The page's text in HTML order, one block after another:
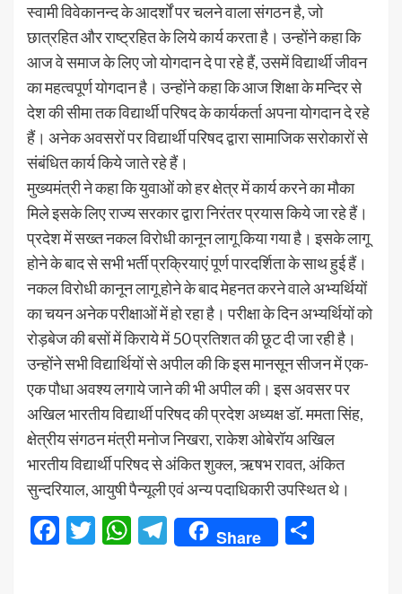
स्वामी विवेकानन्द के आदर्शों पर चलने वाला संगठन है, जो
छात्रहित और राष्ट्रहित के लिये कार्य करता है। उन्होंने कहा कि
आज वे समाज के लिए जो योगदान दे पा रहे हैं, उसमें विद्यार्थी जीवन
का महत्वपूर्ण योगदान है। उन्होंने कहा कि आज शिक्षा के मन्दिर से
देश की सीमा तक विद्यार्थी परिषद के कार्यकर्ता अपना योगदान दे रहे
हैं। अनेक अवसरों पर विद्यार्थी परिषद द्वारा सामाजिक सरोकारों से
संबंधित कार्य किये जाते रहे हैं।
मुख्यमंत्री ने कहा कि युवाओं को हर क्षेत्र में कार्य करने का मौका
मिले इसके लिए राज्य सरकार द्वारा निरंतर प्रयास किये जा रहे हैं।
प्रदेश में सख्त नकल विरोधी कानून लागू किया गया है। इसके लागू
होने के बाद से सभी भर्ती प्रक्रियाएं पूर्ण पारदर्शिता के साथ हुई हैं।
नकल विरोधी कानून लागू होने के बाद मेहनत करने वाले अभ्यर्थियों
का चयन अनेक परीक्षाओं में हो रहा है। परीक्षा के दिन अभ्यर्थियों को
रोड़बेज की बसों में किराये में 50 प्रतिशत की छूट दी जा रही है।
उन्होंने सभी विद्यार्थियों से अपील की कि इस मानसून सीजन में एक-
एक पौधा अवश्य लगाये जाने की भी अपील की। इस अवसर पर
अखिल भारतीय विद्यार्थी परिषद की प्रदेश अध्यक्ष डॉ. ममता सिंह,
क्षेत्रीय संगठन मंत्री मनोज निखरा, राकेश ओबेरॉय अखिल
भारतीय विद्यार्थी परिषद से अंकित शुक्ल, ऋषभ रावत, अंकित
सुन्दरियाल, आयुषी पैन्यूली एवं अन्य पदाधिकारी उपस्थित थे।
Facebook
TwitterWhatsApp
Telegram
Share